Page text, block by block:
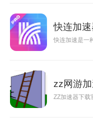
快连加
快连加速是一
zz网游
ZZ加速器下载